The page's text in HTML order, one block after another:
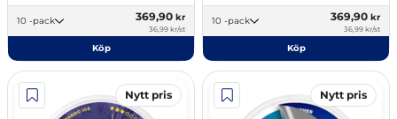
10 -pack 369,90 kr
36,99 kr/st
Köp
10 -pack 369,90 kr
36,99 kr/st
Köp
Nytt pris Nytt pris